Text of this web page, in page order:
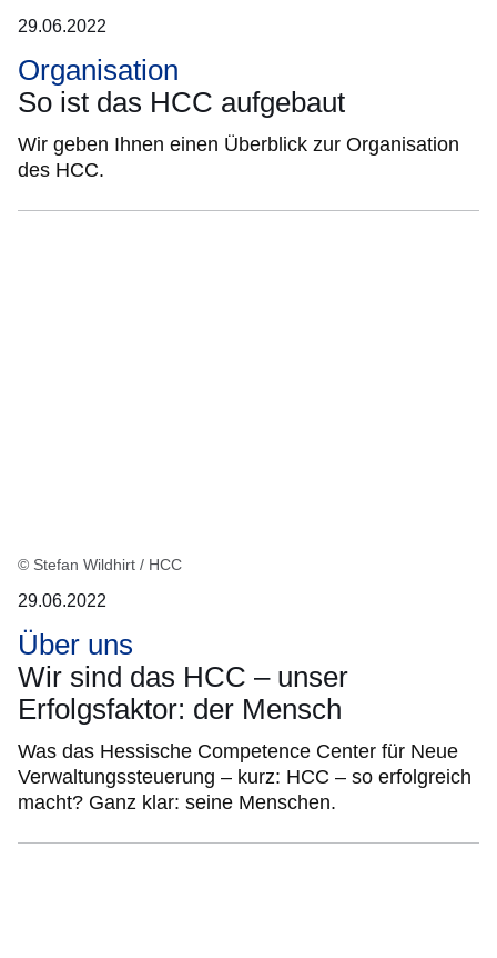
29.06.2022
Organisation
So ist das HCC aufgebaut
Wir geben Ihnen einen Überblick zur Organisation
des HCC.
© Stefan Wildhirt / HCC
29.06.2022
Über uns
Wir sind das HCC – unser
Erfolgsfaktor: der Mensch
Was das Hessische Competence Center für Neue
Verwaltungssteuerung – kurz: HCC – so erfolgreich
macht? Ganz klar: seine Menschen.